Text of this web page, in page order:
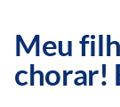
Meu
chorar!